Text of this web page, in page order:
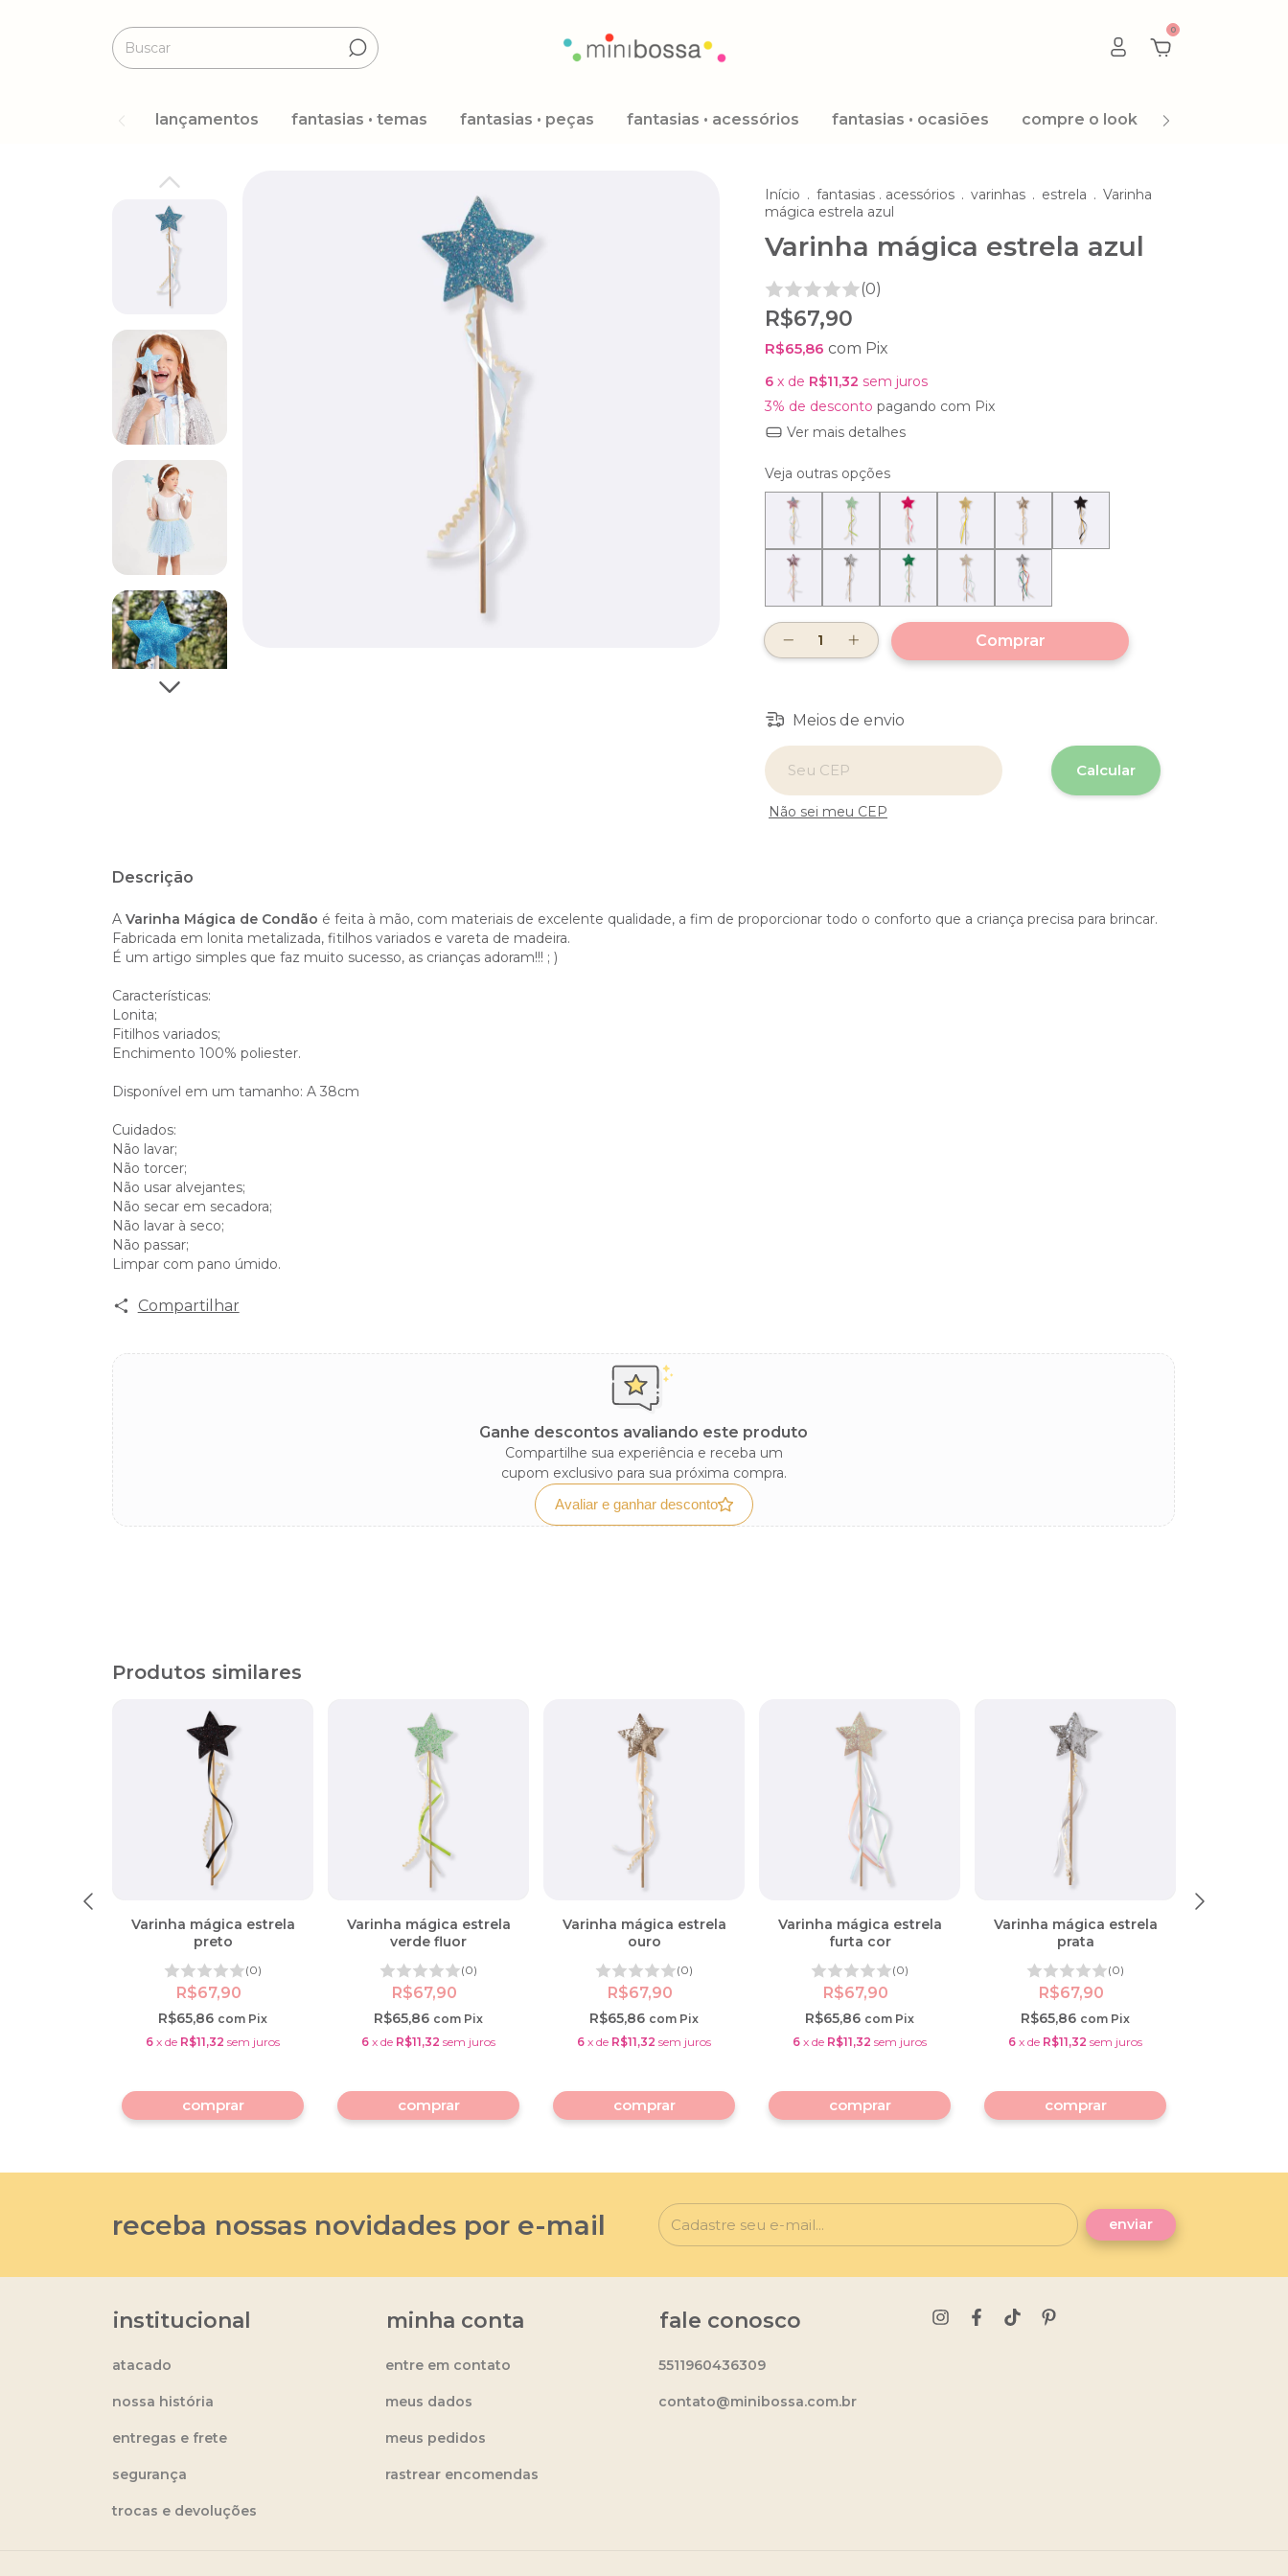
0
lançamentos fantasias • temas fantasias • peças fantasias • acessórios fantasias • ocasiões compre o look
Início . fantasias . acessórios . varinhas . estrela . Varinha
mágica estrela azul
Varinha mágica estrela azul
(0)
R$67,90
R$65,86 com Pix
6 x de R$11,32 sem juros
3% de desconto pagando com Pix
Ver mais detalhes
Veja outras opções
Meios de envio
Entregas para o CEP:
Calcular
Não sei meu CEP
Descrição
A Varinha Mágica de Condão é feita à mão, com materiais de excelente qualidade, a fim de proporcionar todo o conforto que a criança precisa para brincar.
Fabricada em lonita metalizada, fitilhos variados e vareta de madeira.
É um artigo simples que faz muito sucesso, as crianças adoram!!! ; )
Características:
Lonita;
Fitilhos variados;
Enchimento 100% poliester.
Disponível em um tamanho: A 38cm
Cuidados:
Não lavar;
Não torcer;
Não usar alvejantes;
Não secar em secadora;
Não lavar à seco;
Não passar;
Limpar com pano úmido.
Compartilhar
Ganhe descontos avaliando este produto
Compartilhe sua experiência e receba um
cupom exclusivo para sua próxima compra.
Avaliar e ganhar desconto
Produtos similares
Varinha mágica estrela
preto
(0)
R$67,90
R$65,86 com Pix
6 x de R$11,32 sem juros
Varinha mágica estrela
verde fluor
(0)
R$67,90
R$65,86 com Pix
6 x de R$11,32 sem juros
Varinha mágica estrela
ouro
(0)
R$67,90
R$65,86 com Pix
6 x de R$11,32 sem juros
Varinha mágica estrela
furta cor
(0)
R$67,90
R$65,86 com Pix
6 x de R$11,32 sem juros
Varinha mágica estrela
prata
(0)
R$67,90
R$65,86 com Pix
6 x de R$11,32 sem juros
receba nossas novidades por e-mail
institucional
atacado
nossa história
entregas e frete
segurança
trocas e devoluções
minha conta
entre em contato
meus dados
meus pedidos
rastrear encomendas
fale conosco
5511960436309
contato@minibossa.com.br